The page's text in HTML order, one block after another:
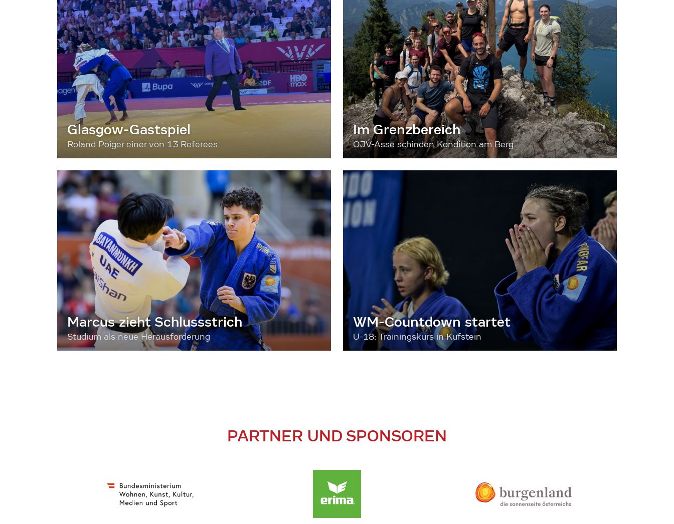
Glasgow-Gastspiel
Roland Poiger einer von 13 Referees
Im Grenzbereich
ÖJV-Asse schinden Kondition am Berg
Marcus zieht Schlussstrich
Studium als neue Herausforderung
WM-Countdown startet
U-18: Trainingskurs in Kufstein
PARTNER UND SPONSOREN